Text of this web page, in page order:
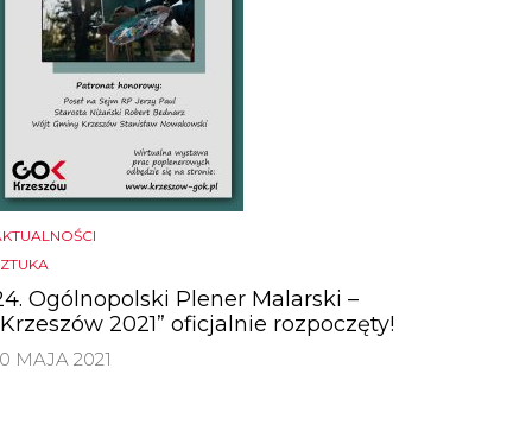
Ogólnopolski Plener Malarski –
2021” oficjalnie rozpoczęty!
MAJA 2021